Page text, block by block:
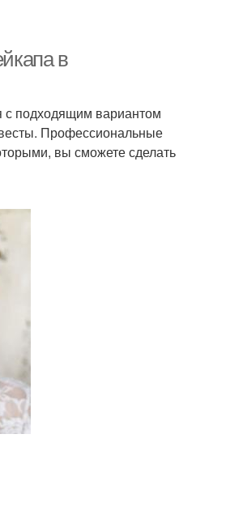
в
с подходящим вариантом
Профессиональные
вы сможете сделать